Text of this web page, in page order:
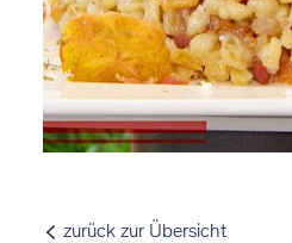
zurück zur Übersicht